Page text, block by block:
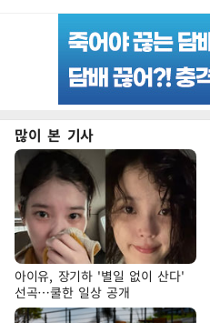
많이 본 기사
아이유, 장기하 '별일 없이 산다'
선곡…쿨한 일상 공개